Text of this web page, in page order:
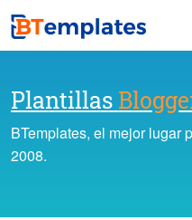
Plantillas
BTemplates, el mejor lugar
2008.